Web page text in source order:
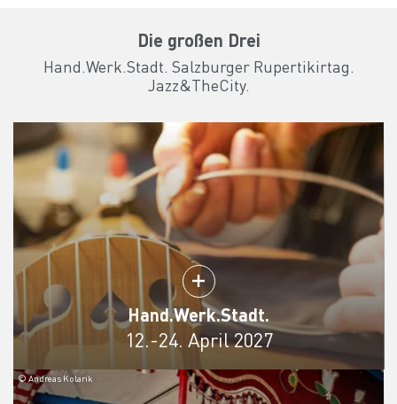
Die großen Drei
Hand.Werk.Stadt. Salzburger Rupertikirtag.
Jazz&TheCity.
Hand.Werk.Stadt.
12.-24. April 2027
© Andreas Kolarik